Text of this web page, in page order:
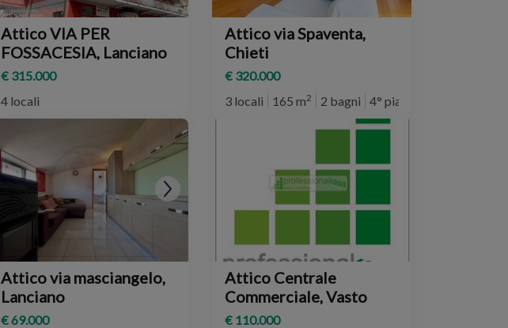
Attico VIA PER
FOSSACESIA, Lanciano
€ 315.000
4 locali
Attico via Spaventa,
Chieti
€ 320.000
3 locali
165 m2 2 bagni 4° piano
Attico via masciangelo,
Lanciano
€ 69.000
Attico Centrale
Commerciale, Vasto
€ 110.000